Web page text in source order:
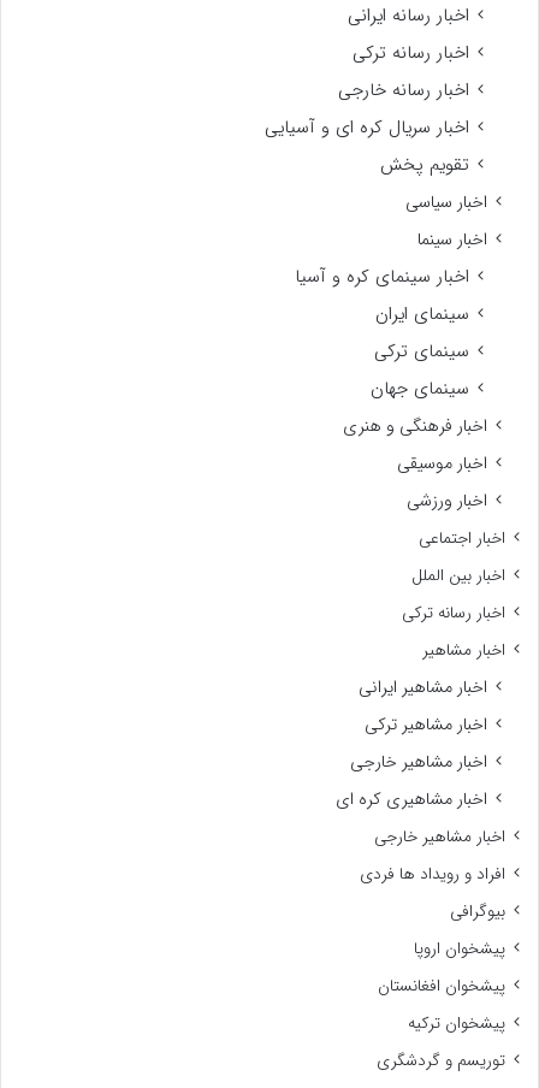
اخبار رسانه ایرانی
اخبار رسانه ترکی
اخبار رسانه خارجی
اخبار سریال کره ای و آسیایی
تقویم پخش
اخبار سیاسی
اخبار سینما
اخبار سینمای کره و آسیا
سینمای ایران
سینمای ترکی
سینمای جهان
اخبار فرهنگی و هنری
اخبار موسیقی
اخبار ورزشی
اخبار اجتماعی
اخبار بین الملل
اخبار رسانه ترکی
اخبار مشاهیر
اخبار مشاهیر ایرانی
اخبار مشاهیر ترکی
اخبار مشاهیر خارجی
اخبار مشاهیری کره ای
اخبار مشاهیر خارجی
افراد و رویداد ها فردی
بیوگرافی
پیشخوان اروپا
پیشخوان افغانستان
پیشخوان ترکیه
توریسم و گردشگری